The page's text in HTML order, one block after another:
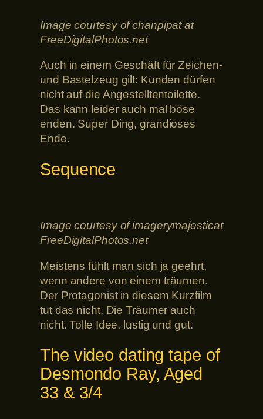
Image courtesy of chanpipat at
FreeDigitalPhotos.net
Auch in einem Geschäft für Zeichen-
und Bastelzeug gilt: Kunden dürfen
nicht auf die Angestelltentoilette.
Das kann leider auch mal böse
enden. Super Ding, grandioses
Ende.
Sequence
Image courtesy of imagerymajesticat
FreeDigitalPhotos.net
Meistens fühlt man sich ja geehrt,
wenn andere von einem träumen.
Der Protagonist in diesem Kurzfilm
tut das nicht. Die Träumer auch
nicht. Tolle Idee, lustig und gut.
The video dating tape of
Desmondo Ray, Aged
33 & 3/4